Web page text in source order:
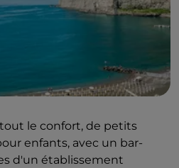
le confort, de petits
enfants, avec un bar-
d'un établissement